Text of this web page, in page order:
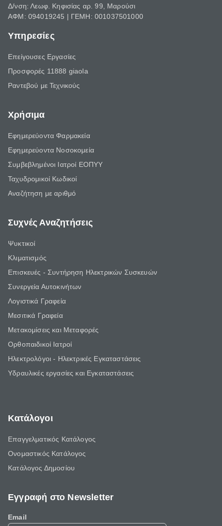
Δ/νση: Λεωφ. Κηφισίας αρ. 99, Μαρούσι
ΑΦΜ: 094019245 | ΓΕΜΗ: 001037501000
Υπηρεσίες
Επείγουσες Εργασίες
Προσφορές 11888 giaola
Ραντεβού με Τεχνικούς
Χρήσιμα
Εφημερεύοντα Φαρμακεία
Εφημερεύοντα Νοσοκομεία
Συμβεβλημένοι Ιατροί ΕΟΠΥΥ
Ταχυδρομικοί Κωδικοί
Αναζήτηση με αριθμό
Συχνές Αναζητήσεις
Ψυκτικοί
Κλιματισμός
Επισκευές - Συντήρηση Ηλεκτρικών Συσκευών
Συνεργεία Αυτοκινήτων
Λογιστικά Γραφεία
Μεσιτικά Γραφεία
Μετακομίσεις και Μεταφορές
Ορθοπαιδικοί Ιατροί
Ηλεκτρολόγοι - Ηλεκτρικές Εγκαταστάσεις
Υδραυλικές εργασίες και Εγκαταστάσεις
Κατάλογοι
Επαγγελματικός Κατάλογος
Ονομαστικός Κατάλογος
Κατάλογος Δημοσίου
Εγγραφή στο Newsletter
Email